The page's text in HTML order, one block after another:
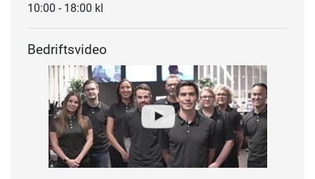
10:00 - 18:00 kl
Bedriftsvideo